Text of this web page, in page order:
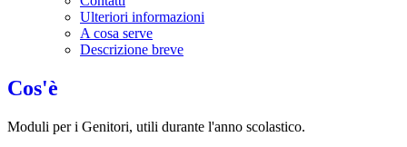
Ulteriori informazioni
A cosa serve
Descrizione breve
Cos'è
Moduli per i Genitori, utili durante l'anno scolastico.